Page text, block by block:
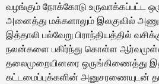
வழங்கும் நோக்கோடு உருவாக்கப்பட்ட
அனைத்து மக்களாலும் இலகுவில்
இத்தாலி பல்வேறு பிராந்தியத்தில்
நலன்களை பகிர்ந்து கொள்ள
தலைமுறையினரை ஒருங்கிணைத்து
கட்டமைப்புக்களின் அனுசரணையுடன்